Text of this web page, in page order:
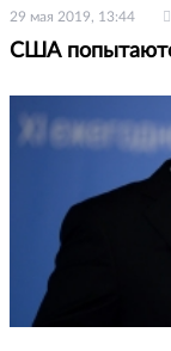
29 мая 2019, 13:44
США